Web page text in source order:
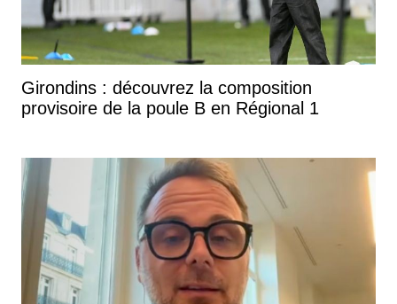
Girondins : découvrez la composition
provisoire de la poule B en Régional 1